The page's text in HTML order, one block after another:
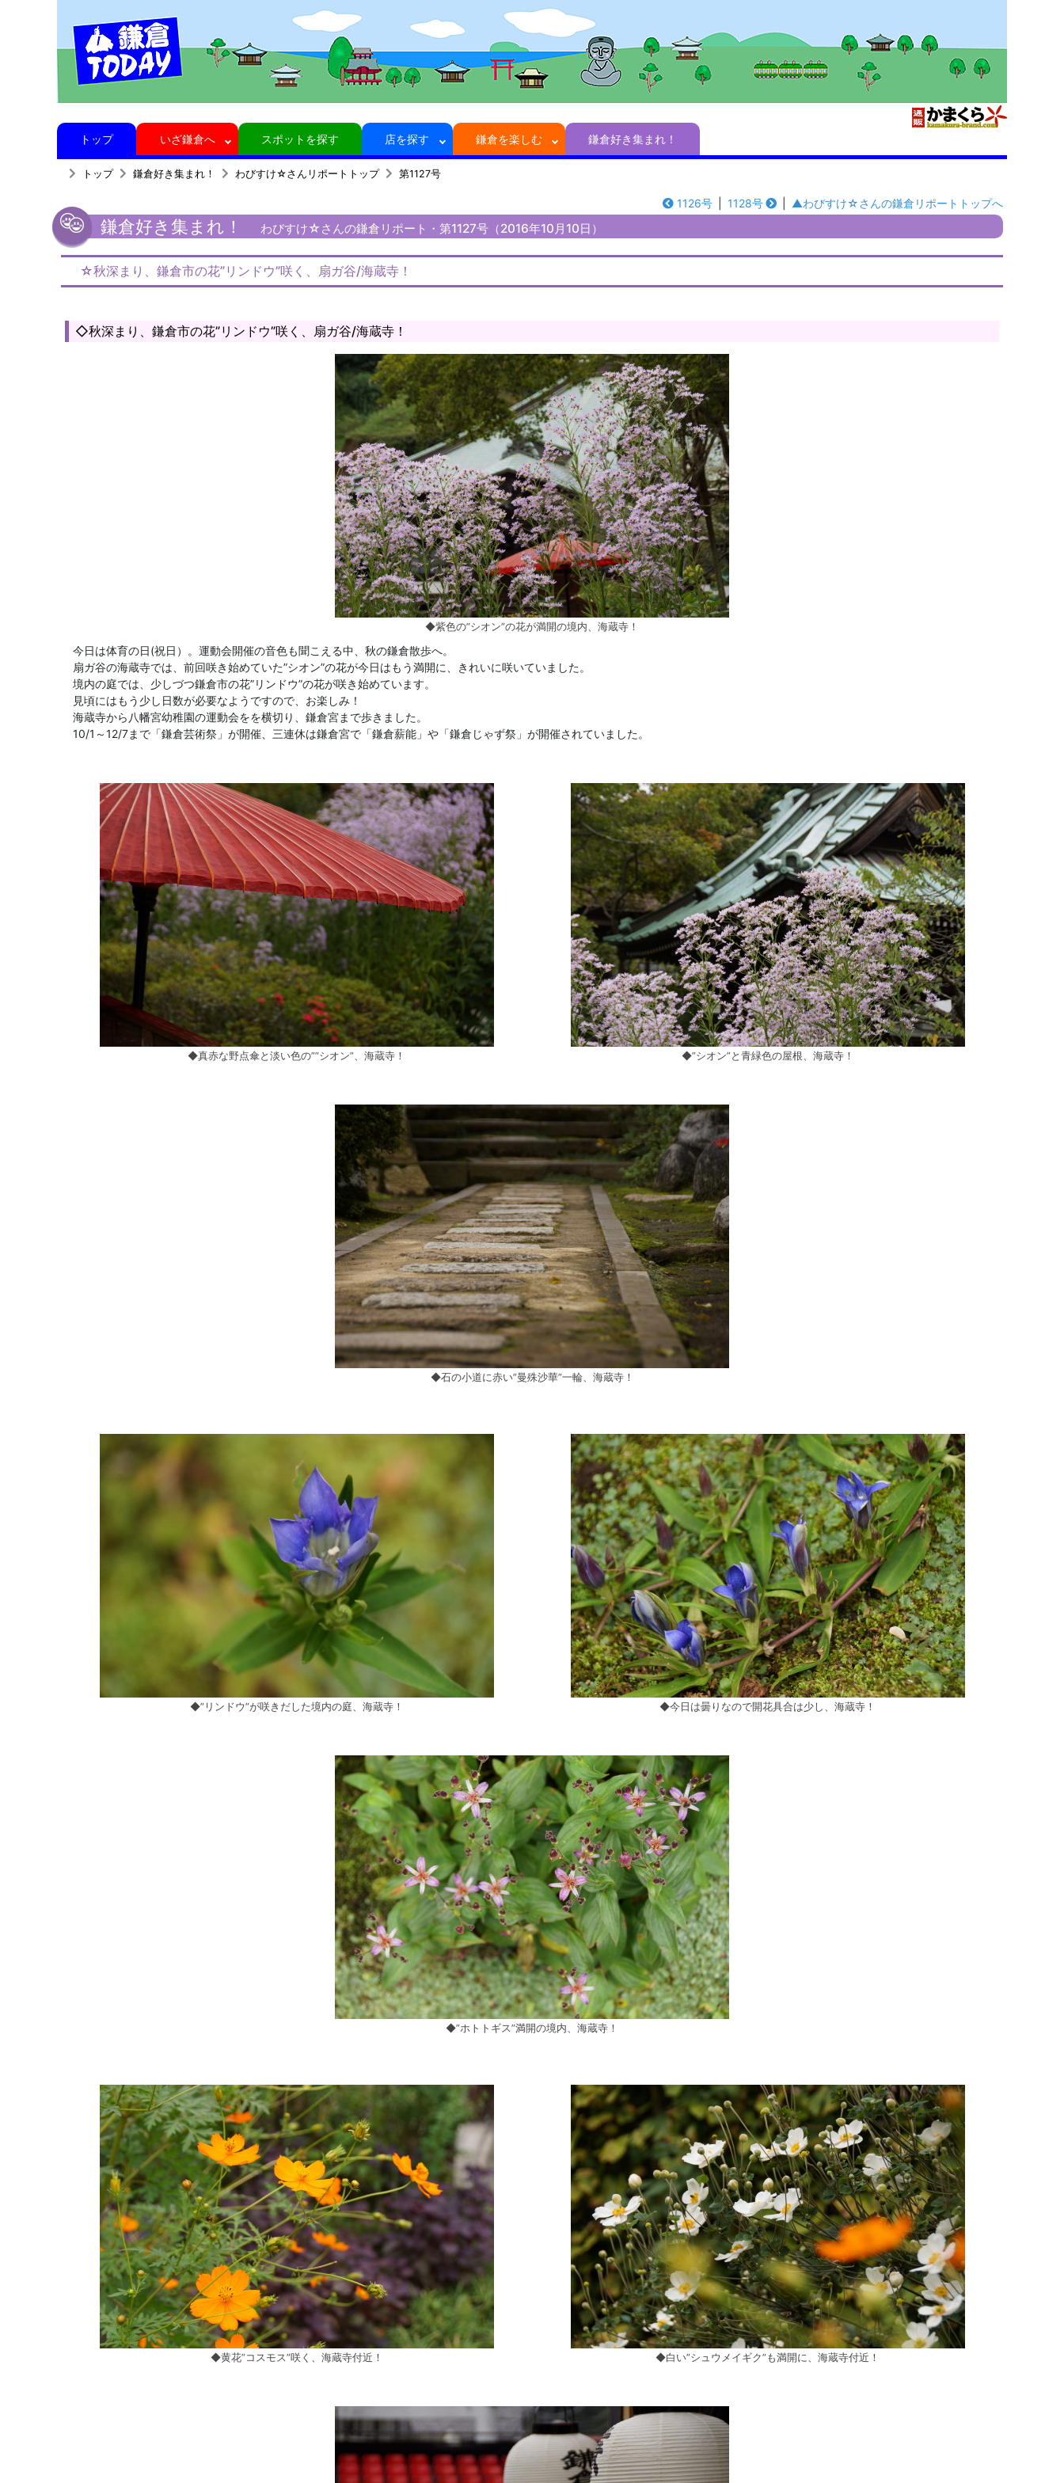
トップ いざ鎌倉へ スポットを探す 店を探す 鎌倉を楽しむ 鎌倉好き集まれ！
トップ 鎌倉好き集まれ！ わびすけ☆さんリポートトップ 第1127号
1126号 1128号 ▲わびすけ☆さんの鎌倉リポートトップへ
鎌倉好き集まれ！ わびすけ☆さんの鎌倉リポート・第1127号（2016年10月10日）
☆秋深まり、鎌倉市の花”リンドウ”咲く、扇ガ谷/海蔵寺！
◇秋深まり、鎌倉市の花”リンドウ”咲く、扇ガ谷/海蔵寺！
◆紫色の”シオン”の花が満開の境内、海蔵寺！
今日は体育の日(祝日）。運動会開催の音色も聞こえる中、秋の鎌倉散歩へ。
扇ガ谷の海蔵寺では、前回咲き始めていた”シオン”の花が今日はもう満開に、きれいに咲いていました。
境内の庭では、少しづつ鎌倉市の花”リンドウ”の花が咲き始めています。
見頃にはもう少し日数が必要なようですので、お楽しみ！
海蔵寺から八幡宮幼稚園の運動会をを横切り、鎌倉宮まで歩きました。
10/1～12/7まで「鎌倉芸術祭」が開催、三連休は鎌倉宮で「鎌倉薪能」や「鎌倉じゃず祭」が開催されていました。
◆真赤な野点傘と淡い色の””シオン”、海蔵寺！ ◆”シオン”と青緑色の屋根、海蔵寺！
◆石の小道に赤い”曼殊沙華”一輪、海蔵寺！
◆”リンドウ”が咲きだした境内の庭、海蔵寺！ ◆今日は曇りなので開花具合は少し、海蔵寺！
◆”ホトトギス”満開の境内、海蔵寺！
◆黄花”コスモス”咲く、海蔵寺付近！ ◆白い”シュウメイギク”も満開に、海蔵寺付近！